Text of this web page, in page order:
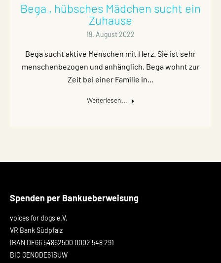
Bega , hübsches Mädchen sucht ein
Zuhause
19. August 2022
Bega sucht aktive Menschen mit Herz. Sie ist sehr
menschenbezogen und anhänglich. Bega wohnt zur
Zeit bei einer Familie in…
Weiterlesen...
Spenden per Bankueberweisung
voices for dogs e.V.
VR Bank Südpfalz
IBAN DE66 54862500 0002 548 291
BIC GENODE61SUW